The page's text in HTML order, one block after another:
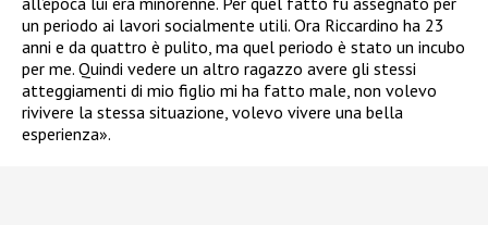
un periodo ai lavori socialmente utili. Ora Riccardino ha 23
anni e da quattro è pulito, ma quel periodo è stato un incubo
per me. Quindi vedere un altro ragazzo avere gli stessi
atteggiamenti di mio figlio mi ha fatto male, non volevo
rivivere la stessa situazione, volevo vivere una bella
esperienza».